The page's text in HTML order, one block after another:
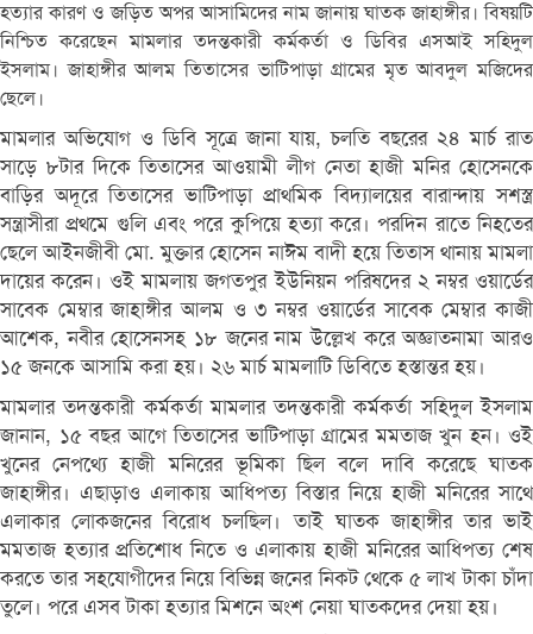
হত্যার কারণ ও জড়িত অপর আসামিদের নাম জানায় ঘাতক জাহাঙ্গীর। বিষয়টি
নিশ্চিত করেছেন মামলার তদন্তকারী কর্মকর্তা ও ডিবির এসআই সহিদুল
ইসলাম। জাহাঙ্গীর আলম তিতাসের ভাটিপাড়া গ্রামের মৃত আবদুল মজিদের
ছেলে।
মামলার অভিযোগ ও ডিবি সূত্রে জানা যায়, চলতি বছরের ২৪ মার্চ রাত
সাড়ে ৮টার দিকে তিতাসের আওয়ামী লীগ নেতা হাজী মনির হোসেনকে
বাড়ির অদূরে তিতাসের ভাটিপাড়া প্রাথমিক বিদ্যালয়ের বারান্দায় সশস্ত্র
সন্ত্রাসীরা প্রথমে গুলি এবং পরে কুপিয়ে হত্যা করে। পরদিন রাতে নিহতের
ছেলে আইনজীবী মো. মুক্তার হোসেন নাঈম বাদী হয়ে তিতাস থানায় মামলা
দায়ের করেন। ওই মামলায় জগতপুর ইউনিয়ন পরিষদের ২ নম্বর ওয়ার্ডের
সাবেক মেম্বার জাহাঙ্গীর আলম ও ৩ নম্বর ওয়ার্ডের সাবেক মেম্বার কাজী
আশেক, নবীর হোসেনসহ ১৮ জনের নাম উল্লেখ করে অজ্ঞাতনামা আরও
১৫ জনকে আসামি করা হয়। ২৬ মার্চ মামলাটি ডিবিতে হস্তান্তর হয়।
মামলার তদন্তকারী কর্মকর্তা মামলার তদন্তকারী কর্মকর্তা সহিদুল ইসলাম
জানান, ১৫ বছর আগে তিতাসের ভাটিপাড়া গ্রামের মমতাজ খুন হন। ওই
খুনের নেপথ্যে হাজী মনিরের ভূমিকা ছিল বলে দাবি করেছে ঘাতক
জাহাঙ্গীর। এছাড়াও এলাকায় আধিপত্য বিস্তার নিয়ে হাজী মনিরের সাথে
এলাকার লোকজনের বিরোধ চলছিল। তাই ঘাতক জাহাঙ্গীর তার ভাই
মমতাজ হত্যার প্রতিশোধ নিতে ও এলাকায় হাজী মনিরের আধিপত্য শেষ
করতে তার সহযোগীদের নিয়ে বিভিন্ন জনের নিকট থেকে ৫ লাখ টাকা চাঁদা
তুলে। পরে এসব টাকা হত্যার মিশনে অংশ নেয়া ঘাতকদের দেয়া হয়।